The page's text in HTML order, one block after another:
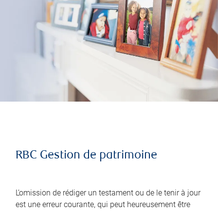
RBC Gestion de patrimoine
L’omission de rédiger un testament ou de le tenir à jour
est une erreur courante, qui peut heureusement être